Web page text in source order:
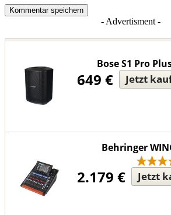
- Advertisment -
Bose S1 Pro
649 € Jetzt
Behringer
2.179 € Jetzt